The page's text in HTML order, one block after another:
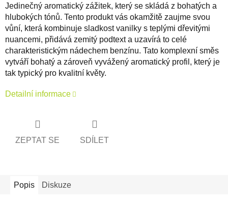
Jedinečný aromatický zážitek, který se skládá z bohatých a
hlubokých tónů. Tento produkt vás okamžitě zaujme svou
vůní, která kombinuje sladkost vanilky s teplými dřevitými
nuancemi, přidává zemitý podtext a uzavírá to celé
charakteristickým nádechem benzínu. Tato komplexní směs
vytváří bohatý a zároveň vyvážený aromatický profil, který je
tak typický pro kvalitní květy.
Detailní informace
ZEPTAT SE SDÍLET
Popis Diskuze